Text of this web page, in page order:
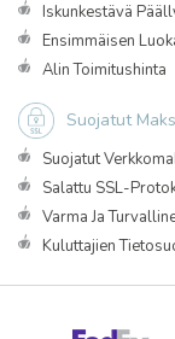
Iskunkestävä
Ensimmäisen
Alin Toimitushinta
Suojatut
Suojatut
Salattu SSL-
Varma Ja
Kuluttajien